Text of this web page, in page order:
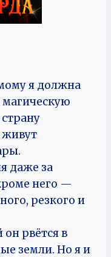
я должна
живут
даже за
него —
резкого и
рвётся в
земли. Но я и